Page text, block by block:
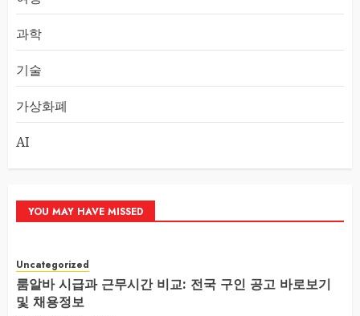
과학
기술
가상화폐
AI
YOU MAY HAVE MISSED
Uncategorized
룸알바 시급과 근무시간 비교: 전국 구인 공고 바로보기
및 채용정보